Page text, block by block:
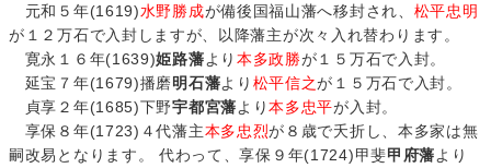
元和５年(1619)水野勝成が備後国福山藩へ移封され、 松平忠明
が１２万石で入封しますが、以降藩主が次々入れ替わります。
寛永１６年(1639)姫路藩より 本多政勝が１５万石で入封。
延宝７年(1679)播磨明石藩より 松平信之が１５万石で入封。
貞享２年(1685)下野宇都宮藩より本多忠平が入封。
享保８年(1723)４代藩主本多忠烈が８歳で夭折し、本多家は無
嗣改易となります。 代わって、享保９年(1724)甲斐甲府藩より